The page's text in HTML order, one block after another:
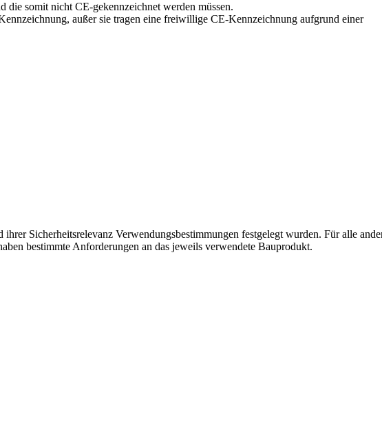
somit nicht CE-gekennzeichnet werden müssen.
außer sie tragen eine freiwillige CE-Kennzeichnung aufgrund einer
Sicherheitsrelevanz Verwendungsbestimmungen festgelegt wurden. Für alle
bestimmte Anforderungen an das jeweils verwendete Bauprodukt.